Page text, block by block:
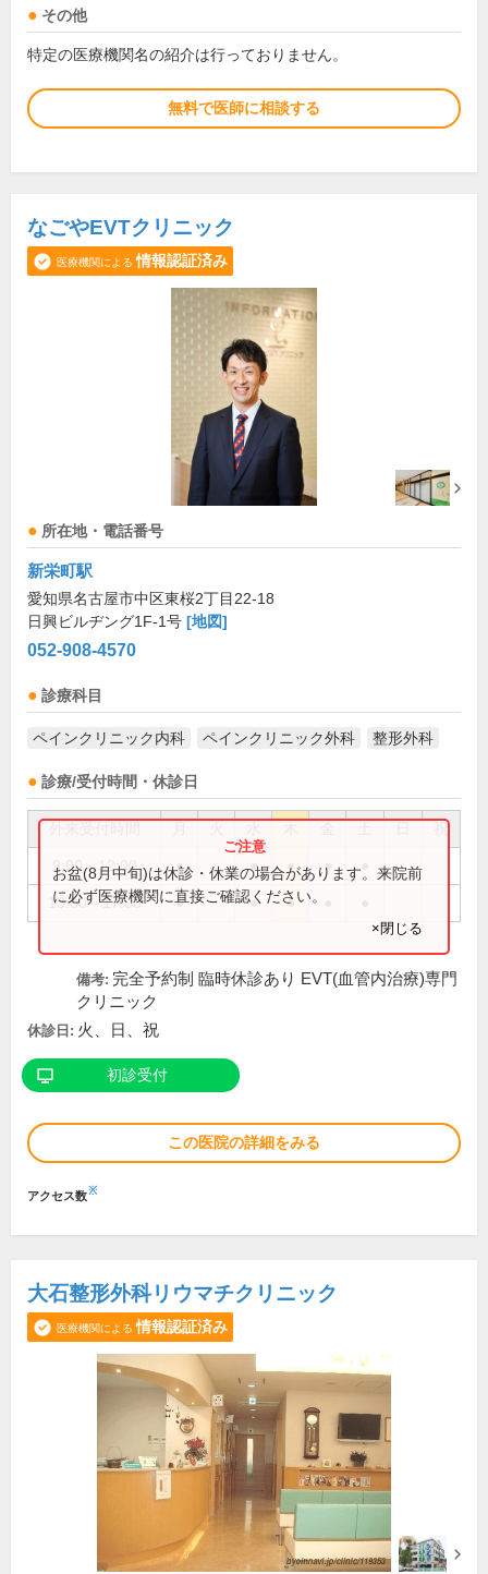
その他
特定の医療機関名の紹介は行っておりません。
無料で医師に相談する
なごやEVTクリニック
医療機関による 情報認証済み
所在地・電話番号
新栄町駅
愛知県名古屋市中区東桜2丁目22-18
日興ビルヂング1F-1号 [地図]
052-908-4570
診療科目
ペインクリニック内科 ペインクリニック外科 整形外科
診療/受付時間・休診日
祝
9:00～12:00 ● ● ● ●
13:00～17:00 ● ● ●
お盆(8月中旬)は休診・休業の場合があります。来院前
に必ず医療機関に直接ご確認ください。
×閉じる
備考: 完全予約制 臨時休診あり EVT(血管内治療)専門
クリニック
休診日: 火、日、祝
初診受付
この医院の詳細をみる
アクセス数※
大石整形外科リウマチクリニック
医療機関による 情報認証済み